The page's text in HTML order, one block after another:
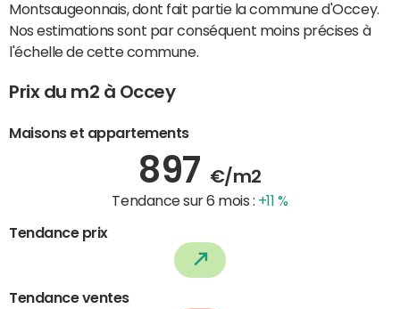
Montsaugeonnais, dont fait partie la commune d'Occey.
Nos estimations sont par conséquent moins précises à
l'échelle de cette commune.
Prix du m2 à Occey
Maisons et appartements
897 €/m2
Tendance sur 6 mois : +11 %
Tendance prix
Tendance ventes